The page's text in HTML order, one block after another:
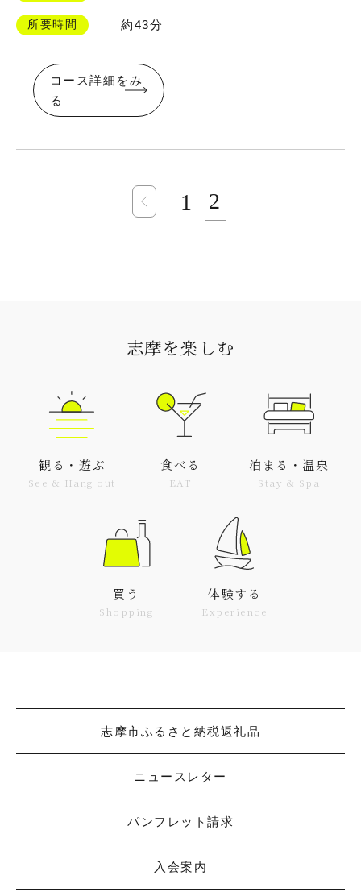
所要時間 約43分
コース詳細をみ
る
1 2
志摩を楽しむ
観る・遊ぶ
See & Hang out
食べる
EAT
泊まる・温泉
Stay & Spa
買う
Shopping
体験する
Experience
志摩市ふるさと納税返礼品
ニュースレター
パンフレット請求
入会案内